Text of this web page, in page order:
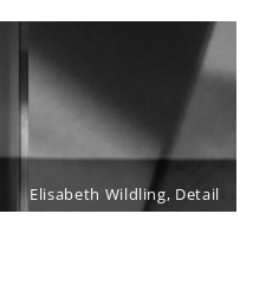
Elisabeth Wildling, Detail